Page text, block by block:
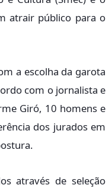
atrair público para o
a escolha da garota
com o jornalista e
Giró, 10 homens e
dos jurados em
através de seleção